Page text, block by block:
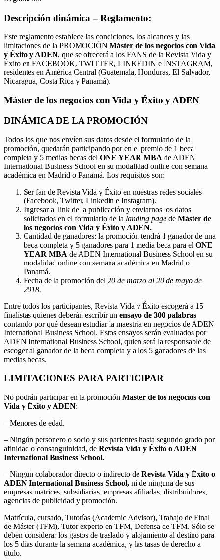
Descripción dinámica – Reglamento:
Este reglamento establece las condiciones, los alcances y las
limitaciones de la PROMOCIÓN Máster de los negocios con Vida
y Éxito y ADEN, que se ofrecerá a los FANS de la Revista Vida y
Éxito en FACEBOOK, TWITTER, LINKEDIN e INSTAGRAM,
residentes en América Central (Guatemala, Honduras, El Salvador,
Nicaragua, Costa Rica y Panamá).
Máster de los negocios con Vida y Éxito y ADEN
DINÁMICA DE LA PROMOCIÓN
Todos los que nos envíen sus datos desde el formulario de la
promoción, quedarán participando por en el premio de 1 beca
completa y 5 medias becas del ONE YEAR MBA de ADEN
International Business School en su modalidad online con semana
académica en Madrid o Panamá. Los requisitos son:
Ser fan de Revista Vida y Éxito en nuestras redes sociales
(Facebook, Twitter, Linkedin e Instagram).
Ingresar al link de la publicación y enviarnos los datos
solicitados en el formulario de la landing page de Máster de
los negocios con Vida y Éxito y ADEN.
Cantidad de ganadores: la promoción tendrá 1 ganador de una
beca completa y 5 ganadores para 1 media beca para el ONE
YEAR MBA de ADEN International Business School en su
modalidad online con semana académica en Madrid o
Panamá.
Fecha de la promoción del 20 de marzo al 20 de mayo de
2018.
Entre todos los participantes, Revista Vida y Éxito escogerá a 15
finalistas quienes deberán escribir un ensayo de 300 palabras
contando por qué desean estudiar la maestría en negocios de ADEN
International Business School. Estos ensayos serán evaluados por
ADEN International Business School, quien será la responsable de
escoger al ganador de la beca completa y a los 5 ganadores de las
medias becas.
LIMITACIONES PARA PARTICIPAR
No podrán participar en la promoción Máster de los negocios con
Vida y Éxito y ADEN:
– Menores de edad.
– Ningún personero o socio y sus parientes hasta segundo grado por
afinidad o consanguinidad, de Revista Vida y Éxito o ADEN
International Business School.
– Ningún colaborador directo o indirecto de Revista Vida y Éxito o
ADEN International Business School, ni de ninguna de sus
empresas matrices, subsidiarias, empresas afiliadas, distribuidores,
agencias de publicidad y promoción.
Matrícula, cursado, Tutorías (Academic Advisor), Trabajo de Final
de Máster (TFM), Tutor experto en TFM, Defensa de TFM. Sólo se
deben considerar los gastos de traslado y alojamiento al destino para
los 5 días durante la semana académica, y las tasas de derecho a
título.